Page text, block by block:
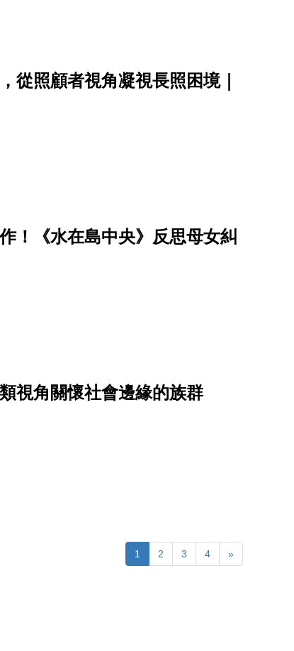
從照顧者視角凝視長照困境｜
！《水在島中央》反思母女糾
視角關懷社會邊緣的族群
1 2 3 4 »